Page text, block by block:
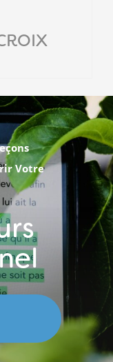
Votre